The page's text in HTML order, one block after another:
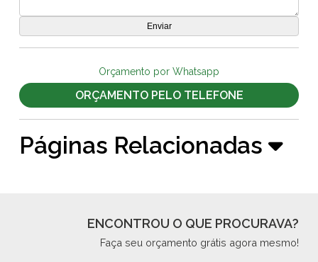
Orçamento por Whatsapp
ORÇAMENTO PELO TELEFONE
Páginas Relacionadas
ENCONTROU O QUE PROCURAVA?
Faça seu orçamento grátis agora mesmo!